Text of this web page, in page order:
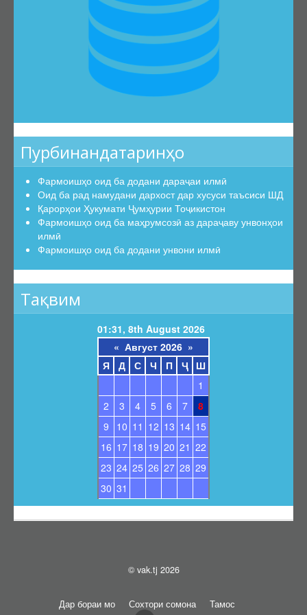
Эътирофи баробарарзишии ҳуҷҷатҳо
Аттестатсияи такрорӣ
Шиносномаи ихтисосҳо
Бюллетени КОА
Санадҳои меъёрии ҳуқуқӣ
Конститутсияи ҶТ
Амру фармонҳои Президенти ҶТ
Қарорҳои Ҳукумати ҶТ
Маҷаллаҳои тақризшаванда
Маҷаллаҳои тақризшавандаи ҶТ
Қоидаҳои бақайдгирии маҷалла
Феҳристи муваққатии маҷаллаҳои тақризшаванда
Барои унвонҷӯёни дараҷаҳои илмӣ
Барои довталабони унвонҳои илмӣ
Саволҳои маъмул
Маълумоти умумӣ
Эълонҳо оид ба ҳимояи диссертатсияҳо
Қабули эълони ҳимоя
СОМОНАИ НАВ
Пурбинандатаринҳо
Фармоишҳо оид ба додани дараҷаи илмӣ
Оид ба рад намудани дархост дар хусуси таъсиси ШД
Қарорҳои Ҳукумати Ҷумҳурии Тоҷикистон
Фармоишҳо оид ба маҳрумсозӣ аз дараҷаву унвонҳои
илмӣ
Фармоишҳо оид ба додани унвони илмӣ
Тақвим
01:31, 8th August 2026
« Август 2026 »
Я
Д С Ч П Ҷ
Ш
1
2
3 4 5 6 7
8
9
10 11 12 13 14 15
16 17 18 19 20 21 22
23 24 25 26 27 28 29
30 31
© vak.tj 2026
Дар бораи мо Сохтори сомона Тамос